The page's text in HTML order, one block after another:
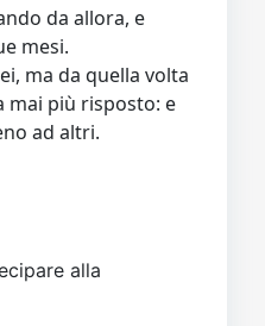
da allora, e
mesi.
ma da quella volta
mai più risposto: e
ad altri.
alla